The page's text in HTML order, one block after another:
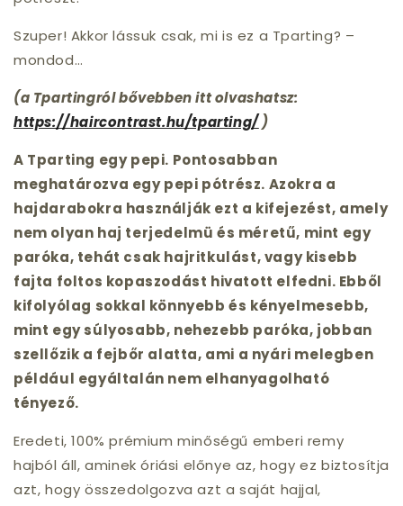
Szuper! Akkor lássuk csak, mi is ez a Tparting? –
mondod…
(a Tpartingról bővebben itt olvashatsz:
https://haircontrast.hu/tparting/)
A Tparting egy pepi. Pontosabban
meghatározva egy pepi pótrész. Azokra a
hajdarabokra használják ezt a kifejezést, amely
nem olyan haj terjedelmü és méretű, mint egy
paróka, tehát csak hajritkulást, vagy kisebb
fajta foltos kopaszodást hivatott elfedni. Ebből
kifolyólag sokkal könnyebb és kényelmesebb,
mint egy súlyosabb, nehezebb paróka, jobban
szellőzik a fejbőr alatta, ami a nyári melegben
például egyáltalán nem elhanyagolható
tényező.
Eredeti, 100% prémium minőségű emberi remy
hajból áll, aminek óriási előnye az, hogy ez biztosítja
azt, hogy összedolgozva azt a saját hajjal,